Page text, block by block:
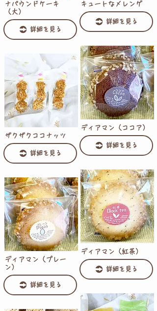
ナパウンドケーキ
（大）
詳細を見る
ザクザクココナッツ
詳細を見る
ディアマン（プレー
ン）
詳細を見る
キュートなメレンゲ
詳細を見る
ディアマン（ココア）
詳細を見る
ディアマン（紅茶）
詳細を見る